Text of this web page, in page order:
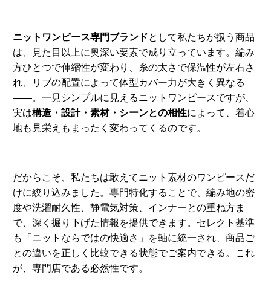
ニットワンピース専門ブランドとして私たちが扱う商品
は、見た目以上に奥深い要素で成り立っています。編み
方ひとつで伸縮性が変わり、糸の太さで保温性が左右さ
れ、リブの配置によって体型カバー力が大きく異なる
――。一見シンプルに見えるニットワンピースですが、
実は構造・設計・素材・シーンとの相性によって、着心
地も見栄えもまったく変わってくるのです。
だからこそ、私たちは敢えてニット素材のワンピースだ
けに絞り込みました。専門特化することで、編み地の密
度や洗濯耐久性、静電気対策、インナーとの重ね方ま
で、深く掘り下げた情報を提供できます。セレクト基準
も「ニットならではの快適さ」を軸に統一され、商品ご
との違いを正しく比較できる状態でご案内できる。これ
が、専門店である必然性です。